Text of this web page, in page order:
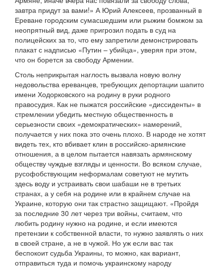
завтра придут за вами!» А Юрий Алексеев, прозванный в
Ереване городским сумасшедшим или рыжим бомжом за
неопрятный вид, даже пригрозил подать в суд на
полицейских за то, что ему запретили демонстрировать
плакат с надписью «Путин – убийца», уверяя при этом,
что он борется за свободу Армении.
Столь неприкрытая наглость вызвала новую волну
недовольства ереванцев, требующих депортации шапито
имени Ходорковского на родину в руки родного
правосудия. Как не пыжатся российские «диссиденты» в
стремлении убедить местную общественность в
серьезности своих «демократических» намерений,
получается у них пока это очень плохо. В народе не хотят
видеть тех, кто вбивает клин в российско-армянские
отношения, а в целом пытается навязать армянскому
обществу чуждые взгляды и ценности. Во всяком случае,
русофобствующим неформалам советуют не мутить
здесь воду и устраивать свои шабаши не в третьих
странах, а у себя на родине или в крайнем случае на
Украине, которую они так страстно защищают. «Пройдя
за последние 30 лет через три войны, считаем, что
любить родину нужно на родине, и если имеются
претензии к собственной власти, то нужно заявлять о них
в своей стране, а не в чужой. Но уж если вас так
беспокоит судьба Украины, то можно, как вариант,
отправиться туда и помочь украинскому народу